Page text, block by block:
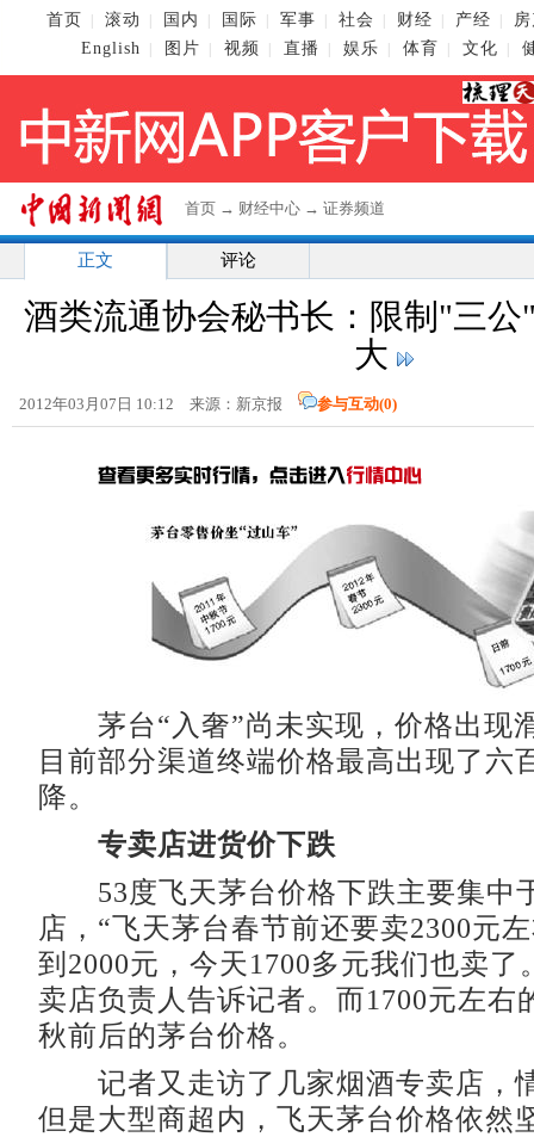
首页 滚动 国内 国际 军事 社会 财经 产经
English
图片 视频 直播 娱乐 体育 文化
首页 → 财经中心 → 证券频道
正文 评论
酒类流通协会秘书长：限制"三
大
2012年03月07日 10:12 来源：新京报 参与互动(0)
茅台“入奢”尚未实现，价格出现
目前部分渠道终端价格最高出现了六
降。
专卖店进货价下跌
53度飞天茅台价格下跌主要集中
店，“飞天茅台春节前还要卖2300元
到2000元，今天1700多元我们也卖了
卖店负责人告诉记者。而1700元左右
秋前后的茅台价格。
记者又走访了几家烟酒专卖店，
但是大型商超内，飞天茅台价格依然